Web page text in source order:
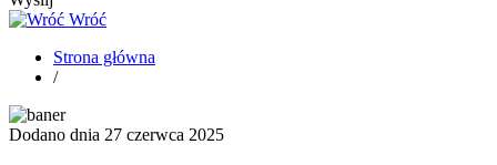
Wróć
Strona główna
/
Dodano dnia 27 czerwca 2025